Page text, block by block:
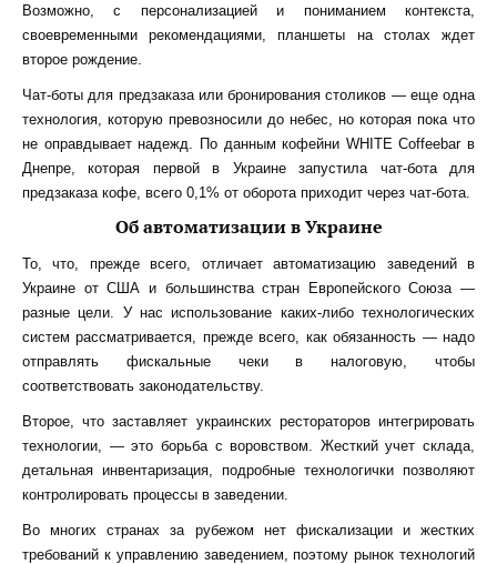
Возможно, с персонализацией и пониманием контекста,
своевременными рекомендациями, планшеты на столах ждет
второе рождение.
Чат-боты для предзаказа или бронирования столиков — еще одна
технология, которую превозносили до небес, но которая пока что
не оправдывает надежд. По данным кофейни WHITE Coffeebar в
Днепре, которая первой в Украине запустила чат-бота для
предзаказа кофе, всего 0,1% от оборота приходит через чат-бота.
Об автоматизации в Украине
То, что, прежде всего, отличает автоматизацию заведений в
Украине от США и большинства стран Европейского Союза —
разные цели. У нас использование каких-либо технологических
системрассматривается, прежде всего, как обязанность — надо
отправлять фискальные чеки в налоговую, чтобы
соответствовать законодательству.
Второе, что заставляет украинских рестораторов интегрировать
технологии, — это борьба с воровством. Жесткий учет склада,
детальная инвентаризация, подробные технологички позволяют
контролировать процессы в заведении.
Во многих странах за рубежом нет фискализации и жестких
требований к управлению заведением, поэтому рынок технологий